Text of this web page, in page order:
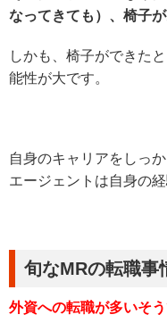
なってきても）、椅子が
しかも、椅子ができた
能性が大です。
自身のキャリアをしっ
エージェントは自身の
旬なMRの転職事
外資への転職が多いそう